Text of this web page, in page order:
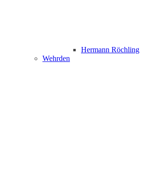
Hermann Röchling
Wehrden